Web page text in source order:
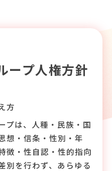
ープ人権方針
方
プは、人種・民族・国
想・信条・性別・年
徴・性自認・性的指向
別を行わず、あらゆる